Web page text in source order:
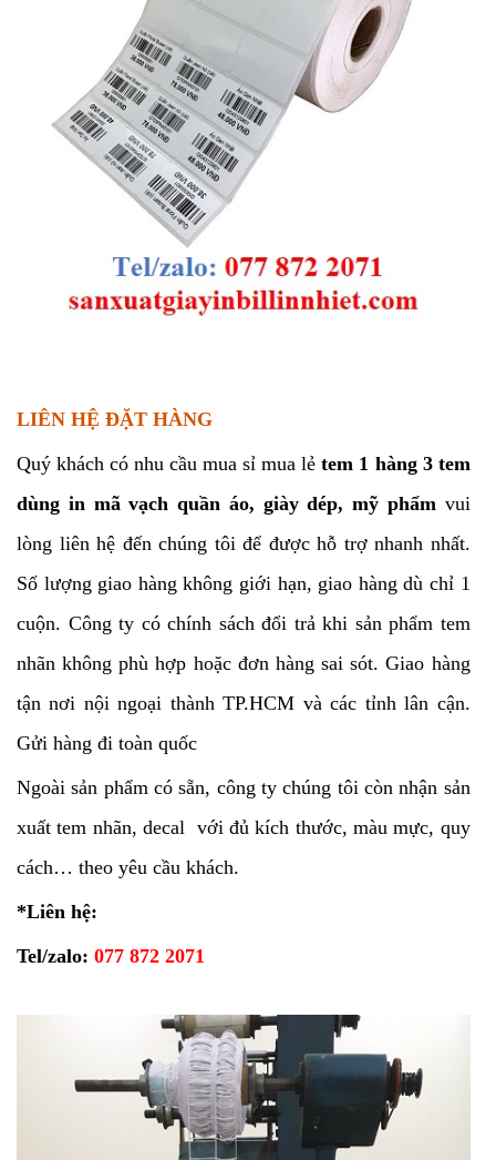
LIÊN HỆ ĐẶT HÀNG
Quý khách có nhu cầu mua sỉ mua lẻ tem 1 hàng 3 tem
dùng in mã vạch quần áo, giày dép, mỹ phẩm vui
lòng liên hệ đến chúng tôi để được hỗ trợ nhanh nhất.
Số lượng giao hàng không giới hạn, giao hàng dù chỉ 1
cuộn. Công ty có chính sách đổi trả khi sản phẩm tem
nhãn không phù hợp hoặc đơn hàng sai sót. Giao hàng
tận nơi nội ngoại thành TP.HCM và các tỉnh lân cận.
Gửi hàng đi toàn quốc
Ngoài sản phẩm có sẵn, công ty chúng tôi còn nhận sản
xuất tem nhãn, decal với đủ kích thước, màu mực, quy
cách… theo yêu cầu khách.
*Liên hệ:
Tel/zalo: 077 872 2071